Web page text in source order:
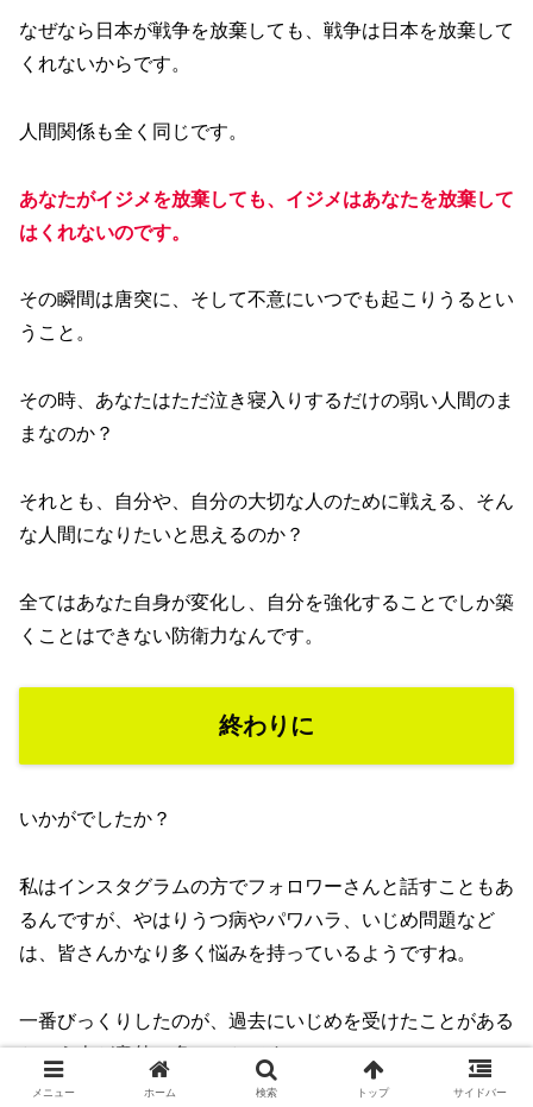
なぜなら日本が戦争を放棄しても、戦争は日本を放棄して
くれないからです。
人間関係も全く同じです。
あなたがイジメを放棄しても、イジメはあなたを放棄して
はくれないのです。
その瞬間は唐突に、そして不意にいつでも起こりうるとい
うこと。
その時、あなたはただ泣き寝入りするだけの弱い人間のま
まなのか？
それとも、自分や、自分の大切な人のために戦える、そん
な人間になりたいと思えるのか？
全てはあなた自身が変化し、自分を強化することでしか築
くことはできない防衛力なんです。
終わりに
いかがでしたか？
私はインスタグラムの方でフォロワーさんと話すこともあ
るんですが、やはりうつ病やパワハラ、いじめ問題など
は、皆さんかなり多く悩みを持っているようですね。
一番びっくりしたのが、過去にいじめを受けたことがある
という人が意外に多いことです。
メニュー ホーム 検索 トップ サイドバー